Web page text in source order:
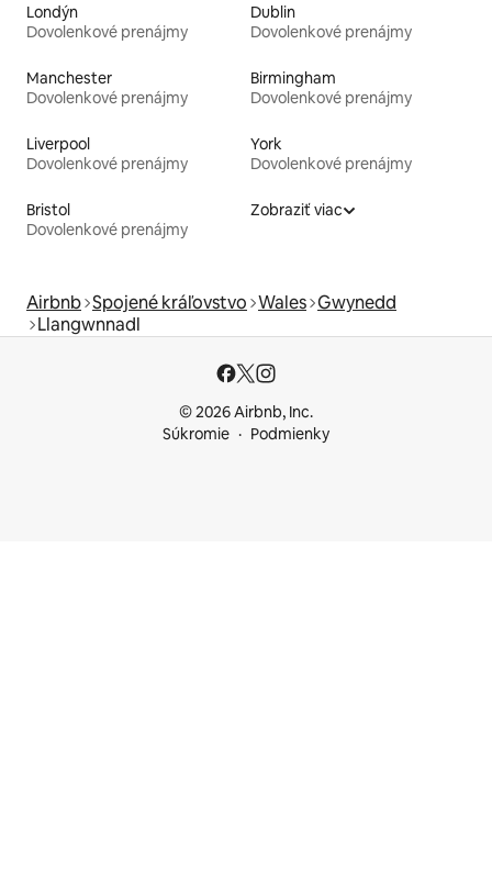
Londýn
Dovolenkové prenájmy
Dublin
Dovolenkové prenájmy
Manchester
Dovolenkové prenájmy
Birmingham
Dovolenkové prenájmy
Liverpool
Dovolenkové prenájmy
York
Dovolenkové prenájmy
Bristol
Dovolenkové prenájmy
Zobraziť viac
Airbnb Spojené kráľovstvo Wales Gwynedd
Llangwnnadl
© 2026 Airbnb, Inc.
Súkromie
Podmienky